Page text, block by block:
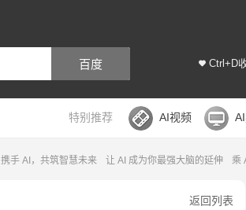
Ctrl+D
百度
特别推荐 AI视频
携手 AI，共筑智慧未来 让 AI 成为你最强大脑的延伸 乘
返回列表